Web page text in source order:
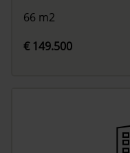
66 m2
€ 149.500